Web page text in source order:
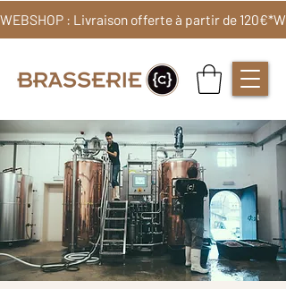
WEBSHOP : Livraison offerte à partir de 120€*